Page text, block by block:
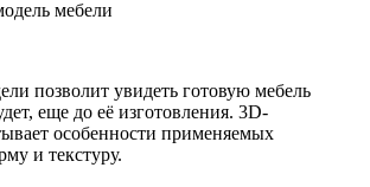
позволит увидеть готовую мебель
еще до её изготовления. 3D-
особенности применяемых
и текстуру.